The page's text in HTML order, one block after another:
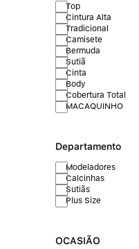
Top
Cintura Alta
Tradicional
Camisete
Bermuda
Sutiã
Cinta
Body
Cobertura Total
MACAQUINHO
Departamento
Modeladores
Calcinhas
Sutiãs
Plus Size
OCASIÃO